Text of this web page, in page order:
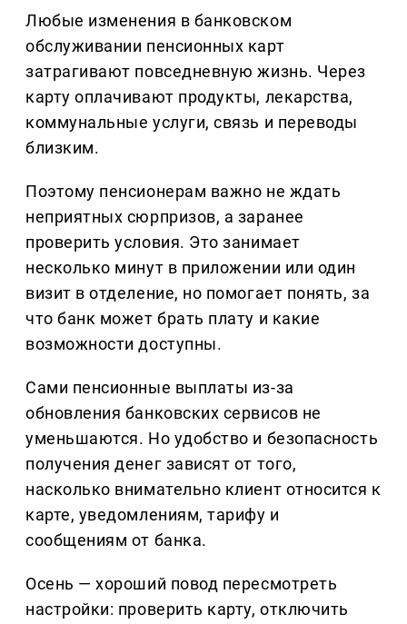
Любые изменения в банковском
обслуживании пенсионных карт
затрагивают повседневную жизнь. Через
карту оплачивают продукты, лекарства,
коммунальные услуги, связь и переводы
близким.
Поэтому пенсионерам важно не ждать
неприятных сюрпризов, а заранее
проверить условия. Это занимает
несколько минут в приложении или один
визит в отделение, но помогает понять, за
что банк может брать плату и какие
возможности доступны.
Сами пенсионные выплаты из-за
обновления банковских сервисов не
уменьшаются. Но удобство и безопасность
получения денег зависят от того,
насколько внимательно клиент относится к
карте, уведомлениям, тарифу и
сообщениям от банка.
Осень — хороший повод пересмотреть
настройки: проверить карту, отключить